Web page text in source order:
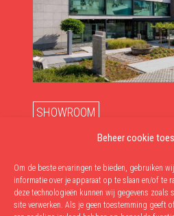
Beheer cookie
Om de beste ervaringen te bieden, gebruiken
informatie over je apparaat op te slaan en/of te
deze technologieën kunnen wij gegevens
site verwerken. Als je geen toestemming geeft
SHOWROOM
maandag - vrijdag: 10u-12u &
AFHALINGEN
dinsdag - vrijdag: 9u-12u &